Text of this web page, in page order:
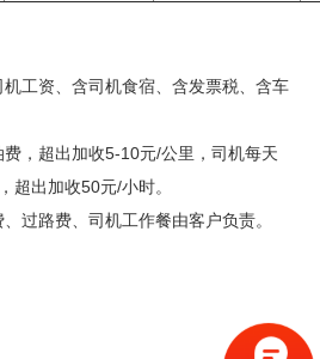
工资、含司机食宿、含发票税、含车
，超出加收5-10元/公里，司机每天
超出加收50元/小时。
过路费、司机工作餐由客户负责。